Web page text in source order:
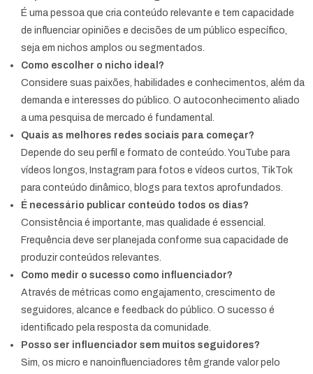
É uma pessoa que cria conteúdo relevante e tem capacidade
de influenciar opiniões e decisões de um público específico,
seja em nichos amplos ou segmentados.
Como escolher o nicho ideal?
Considere suas paixões, habilidades e conhecimentos, além da
demanda e interesses do público. O autoconhecimento aliado
a uma pesquisa de mercado é fundamental.
Quais as melhores redes sociais para começar?
Depende do seu perfil e formato de conteúdo. YouTube para
vídeos longos, Instagram para fotos e vídeos curtos, TikTok
para conteúdo dinâmico, blogs para textos aprofundados.
É necessário publicar conteúdo todos os dias?
Consistência é importante, mas qualidade é essencial.
Frequência deve ser planejada conforme sua capacidade de
produzir conteúdos relevantes.
Como medir o sucesso como influenciador?
Através de métricas como engajamento, crescimento de
seguidores, alcance e feedback do público. O sucesso é
identificado pela resposta da comunidade.
Posso ser influenciador sem muitos seguidores?
Sim, os micro e nanoinfluenciadores têm grande valor pelo